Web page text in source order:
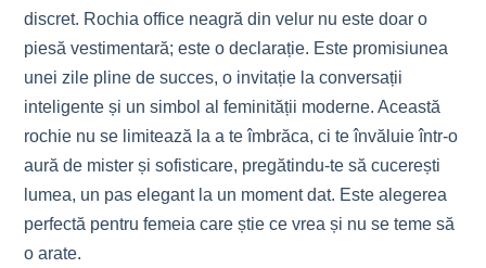
discret. Rochia office neagră din velur nu este doar o
piesă vestimentară; este o declarație. Este promisiunea
unei zile pline de succes, o invitație la conversații
inteligente și un simbol al feminității moderne. Această
rochie nu se limitează la a te îmbrăca, ci te învăluie într-o
aură de mister și sofisticare, pregătindu-te să cucerești
lumea, un pas elegant la un moment dat. Este alegerea
perfectă pentru femeia care știe ce vrea și nu se teme să
o arate.